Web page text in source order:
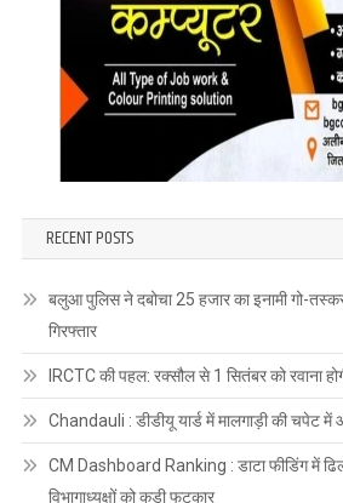
RECENT POSTS
बलुआ पुलिस ने दबोचा 25 हजार का इनामी गो-
गिरफ्तार
IRCTC की पहल: रक्सौल से 1 सितंबर को रवाना
Chandauli : डीडीयू यार्ड में मालगाड़ी की चपेट में
CM Dashboard Ranking : डाटा फीडिंग में
विभागाध्यक्षों को कड़ी फटकार